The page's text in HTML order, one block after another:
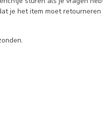
je het item moet retourneren